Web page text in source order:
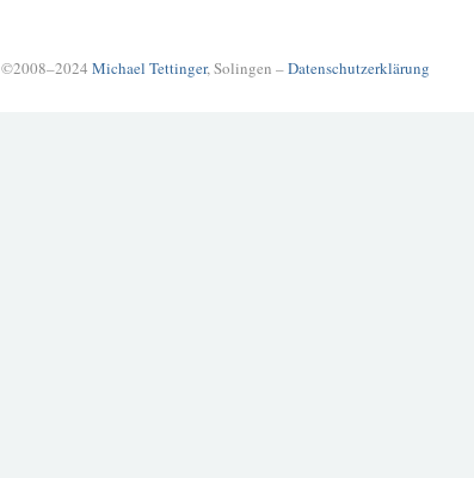
©2008–2024 Michael Tettinger, Solingen –Datenschutzerklärung